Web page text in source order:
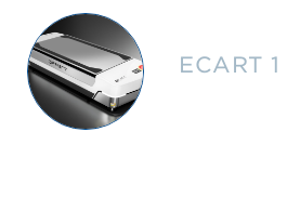
ECART 1